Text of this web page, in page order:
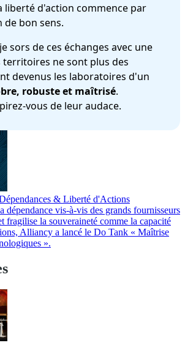
liberté d'action commence par
de bon sens.
sors de ces échanges avec une
territoires ne sont plus des
devenus les laboratoires d'un
robuste et maîtrisé.
vous de leur audace.
& Liberté d'Actions
dépendance vis-à-vis des grands fournisseurs
fragilise la souveraineté comme la capacité
Alliancy a lancé le Do Tank « Maîtrise
».